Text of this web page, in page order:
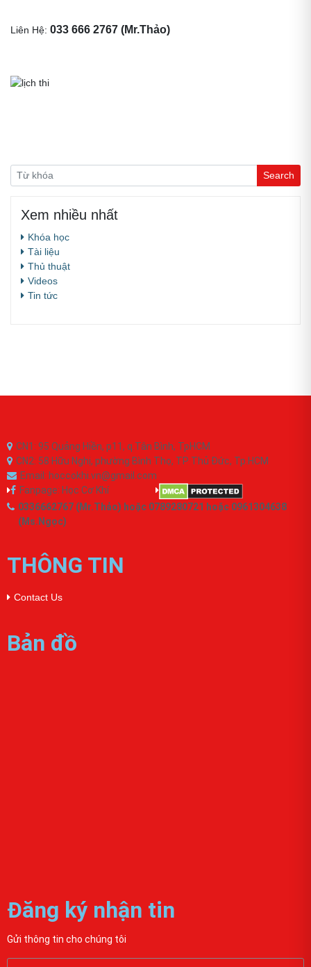
Liên Hệ: 033 666 2767 (Mr.Thảo)
Xem nhiều nhất
Khóa học
Tài liệu
Thủ thuật
Videos
Tin tức
CN1: 95 Quảng Hiền, p11, q.Tân Bình, TpHCM
CN2: 58 Hữu Nghị, phường Bình Thọ, TP Thủ Đức, Tp.HCM
Email: hoccokhi.vn@gmail.com
Fanpage: Học Cơ Khí
0336662767 (Mr.Thảo) hoặc 0789280721 hoặc 0961304638
(Ms.Ngọc)
THÔNG TIN
Contact Us
Bản đồ
Đăng ký nhận tin
Gửi thông tin cho chúng tôi